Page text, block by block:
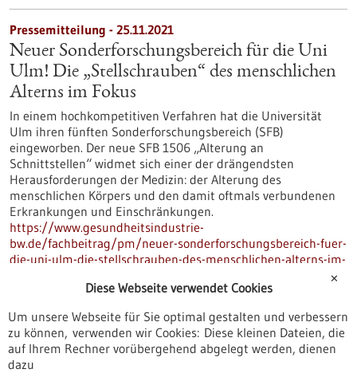
Pressemitteilung - 25.11.2021
Neuer Sonderforschungsbereich für die Uni
Ulm! Die „Stellschrauben“ des menschlichen
Alterns im Fokus
In einem hochkompetitiven Verfahren hat die Universität
Ulm ihren fünften Sonderforschungsbereich (SFB)
eingeworben. Der neue SFB 1506 „Alterung an
Schnittstellen“ widmet sich einer der drängendsten
Herausforderungen der Medizin: der Alterung des
menschlichen Körpers und den damit oftmals verbundenen
Erkrankungen und Einschränkungen.
https://www.gesundheitsindustrie-
bw.de/fachbeitrag/pm/neuer-sonderforschungsbereich-fuer-
die-uni-ulm-die-stellschrauben-des-menschlichen-alterns-im-
Pressemitteilung - 25.11.2021
Vitamin D-angereicherte Lebensmittel
könnten Krebssterblichkeit senken
✕
Diese Webseite verwendet Cookies
Um unsere Webseite für Sie optimal gestalten und verbessern
zu können, verwenden wir Cookies: Diese kleinen Dateien, die
auf Ihrem Rechner vorübergehend abgelegt werden, dienen
dazu